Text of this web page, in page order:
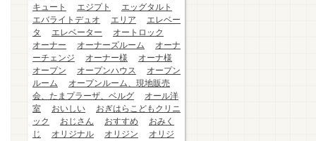
キュート
エジプト
エッグタルト
エバライトデュオ
エリア
エレベー
タ
エレベーター
オートロック
オーナー
オーナーズルーム
オーナ
ーチェンジ
オーナー様
オーナ様
オープン
オープンハウス
オープン
ルーム
オープンルーム、現地販売
会、たまプラーザ、ベルグ
オール洋
室
おいしい
おぎはらこどもクリニ
ック
おじさん おすすめ
おみく
じ
オリジナル オリジン
オリジ